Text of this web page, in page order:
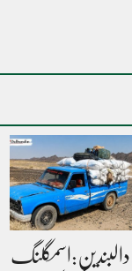
دالبندین:اسمگلنگ